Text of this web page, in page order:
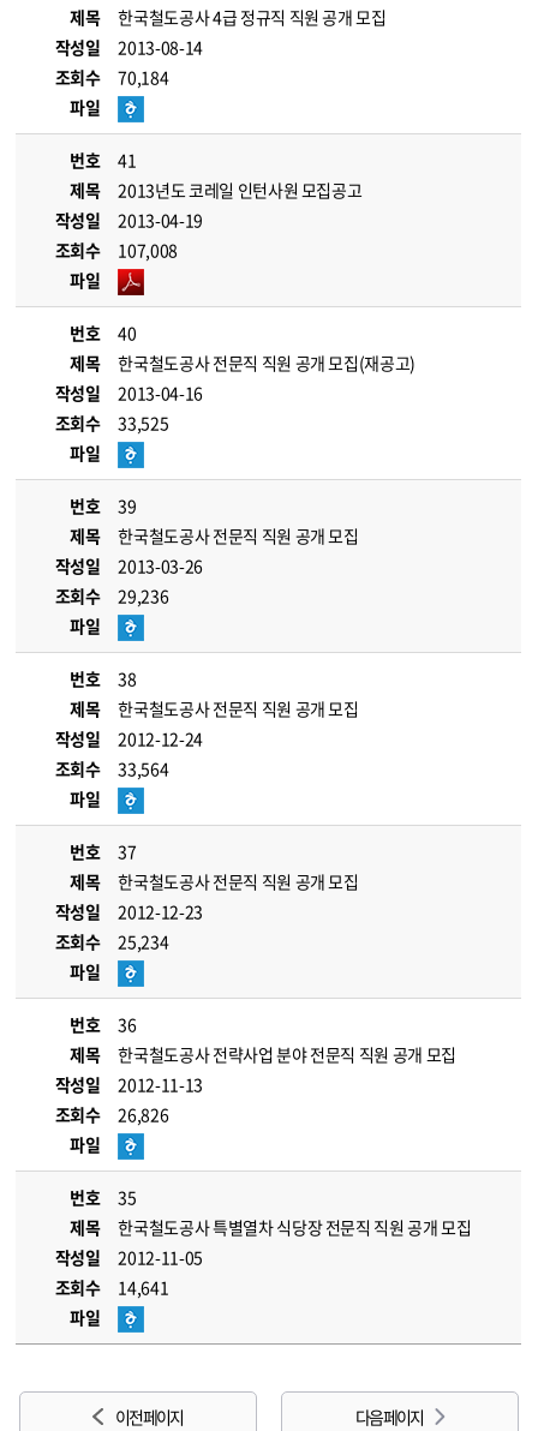
제목
한국철도공사 4급 정규직 직원 공개 모집
작성일
2013-08-14
조회수
70,184
파일
번호
41
제목
2013년도 코레일 인턴사원 모집공고
작성일
2013-04-19
조회수
107,008
파일
번호
40
제목
한국철도공사 전문직 직원 공개 모집(재공고)
작성일
2013-04-16
조회수
33,525
파일
번호
39
제목
한국철도공사 전문직 직원 공개 모집
작성일
2013-03-26
조회수
29,236
파일
번호
38
제목
한국철도공사 전문직 직원 공개 모집
작성일
2012-12-24
조회수
33,564
파일
번호
37
제목
한국철도공사 전문직 직원 공개 모집
작성일
2012-12-23
조회수
25,234
파일
번호
36
제목
한국철도공사 전략사업 분야 전문직 직원 공개 모집
작성일
2012-11-13
조회수
26,826
파일
번호
35
제목
한국철도공사 특별열차 식당장 전문직 직원 공개 모집
작성일
2012-11-05
조회수
14,641
파일
이전 페이지 다음 페이지